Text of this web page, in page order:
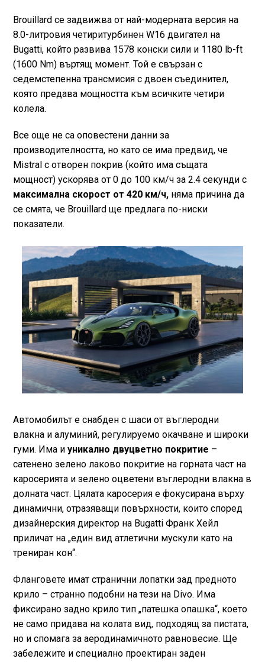
Brouillard се задвижва от най-модерната версия на
8.0-литровия четиритурбинен W16 двигател на
Bugatti, който развива 1578 конски сили и 1180 lb-ft
(1600 Nm) въртящ момент. Той е свързан с
седемстепенна трансмисия с двоен съединител,
която предава мощността към всичките четири
колела.
Все още не са оповестени данни за
производителността, но като се има предвид, че
Mistral с отворен покрив (който има същата
мощност) ускорява от 0 до 100 км/ч за 2.4 секунди с
максимална скорост от 420 км/ч,няма причина да
се смята, че Brouillard ще предлага по-ниски
показатели.
Автомобилът е снабден с шаси от въглеродни
влакна и алуминий, регулируемо окачване и широки
гуми. Има и уникално двуцветно покритие –
сатенено зелено лаково покритие на горната част на
каросерията и зелено оцветени въглеродни влакна в
долната част. Цялата каросерия е фокусирана върху
динамични, отразяващи повърхности, които според
дизайнерския директор на Bugatti Франк Хейл
приличат на „един вид атлетични мускули като на
трениран кон“.
Фланговете имат странични лопатки зад предното
крило – странно подобни на тези на Divo. Има
фиксирано задно крило тип „патешка опашка“, което
не само придава на колата вид, подходящ за пистата,
но и спомага за аеродинамичното равновесие. Ще
забележите и специално проектиран заден